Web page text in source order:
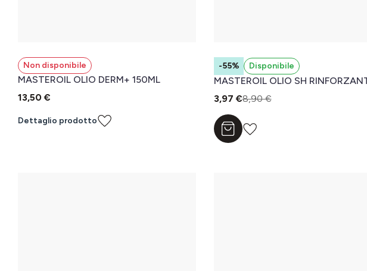
Non disponibile
MASTEROIL OLIO DERM+ 150ML
13,50 €
Dettaglio prodotto
-55% Disponibile
MASTEROIL OLIO SH
3,97 €8,90 €
Aggiungi al carrello